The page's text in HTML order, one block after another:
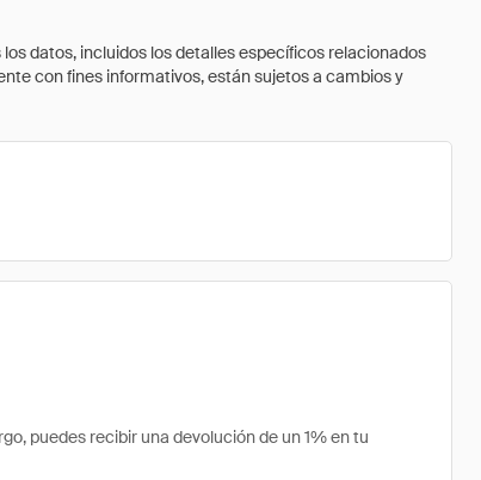
datos, incluidos los detalles específicos relacionados
con fines informativos, están sujetos a cambios y
puedes recibir una devolución de un 1% en tu